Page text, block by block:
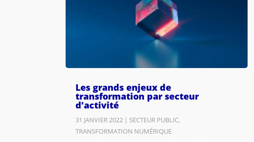
Les grands enjeux de
transformation par secteur
d’activité
31 JANVIER 2022 | SECTEUR PUBLIC,
TRANSFORMATION NUMÉRIQUE